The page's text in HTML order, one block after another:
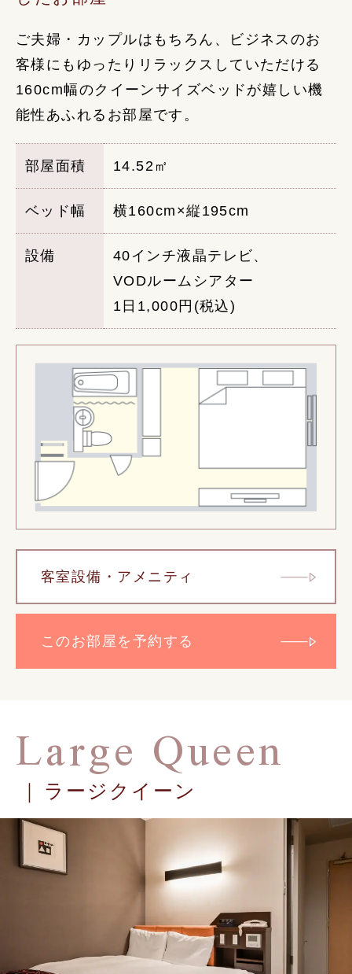
ご夫婦・カップルはもちろん、ビジネスのお
客様にもゆったりリラックスしていただける
160cm幅のクイーンサイズベッドが嬉しい機
能性あふれるお部屋です。
部屋面積 14.52㎡
ベッド幅 横160cm×縦195cm
設備
40インチ液晶テレビ、
VODルームシアター
1日1,000円(税込)
客室設備・アメニティ
このお部屋を予約する
Large Queen
ラージクイーン